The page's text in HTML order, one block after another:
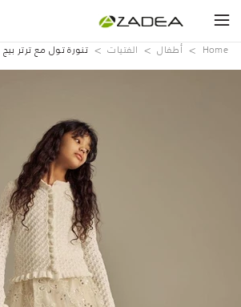
Home ‏أطفال الفتيات تنورة تول مع ترتر بيج